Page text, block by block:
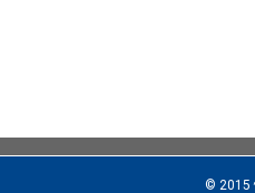
© 2015